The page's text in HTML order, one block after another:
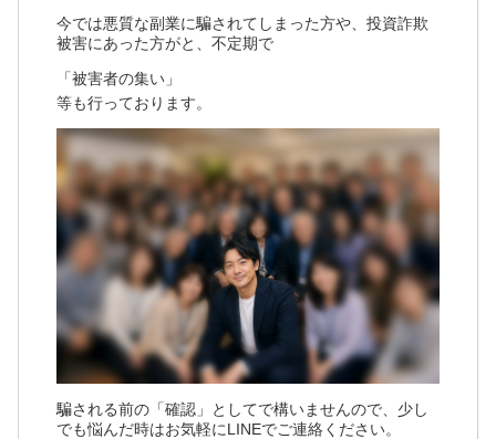
今では悪質な副業に騙されてしまった方や、投資詐欺
被害にあった方がと、不定期で
「被害者の集い」
等も行っております。
騙される前の「確認」としてで構いませんので、少し
でも悩んだ時はお気軽にLINEでご連絡ください。